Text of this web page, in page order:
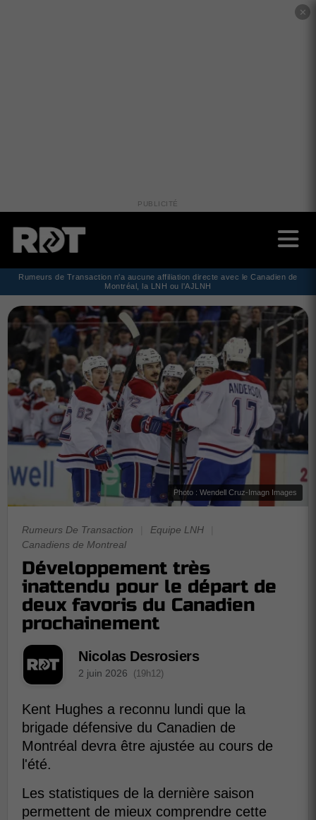
✕
PUBLICITÉ
Rumeurs de Transaction n'a aucune affiliation directe avec le Canadien de
Montréal, la LNH ou l'AJLNH
Photo : Wendell Cruz-Imagn Images
Rumeurs De Transaction Equipe LNH
Canadiens de Montreal
Développement très
inattendu pour le départ de
deux favoris du Canadien
prochainement
Nicolas Desrosiers
2 juin 2026 (19h12)
Kent Hughes a reconnu lundi que la
brigade défensive du Canadien de
Montréal devra être ajustée au cours de
l'été.
Les statistiques de la dernière saison
permettent de mieux comprendre cette